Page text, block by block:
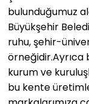
bulunduğumuz
Büyükşehir
ruhu, şehir-
örneğidir.Ayrıca
kurum ve
bu kente